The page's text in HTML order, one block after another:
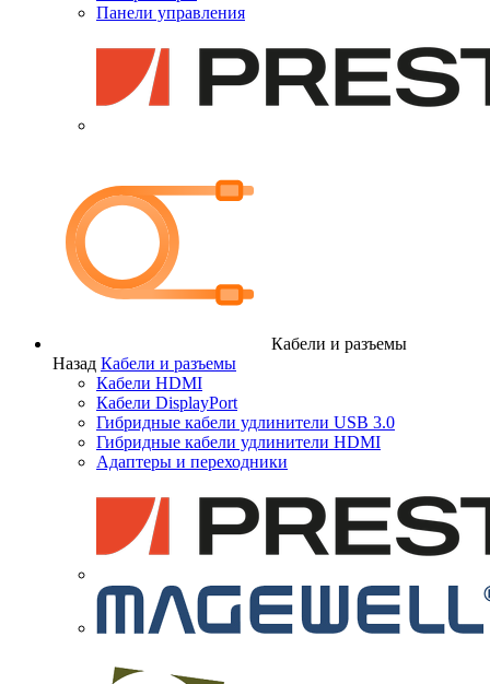
Панели управления
Кабели и разъемы
Назад Кабели и разъемы
Кабели HDMI
Кабели DisplayPort
Гибридные кабели удлинители USB 3.0
Гибридные кабели удлинители HDMI
Адаптеры и переходники